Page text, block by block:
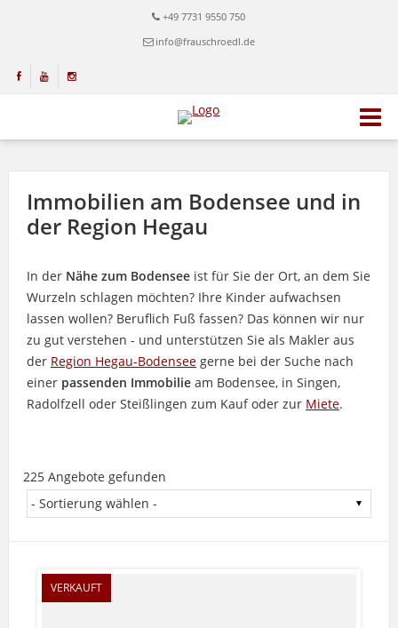
+49 7731 9550 750
info@frauschroedl.de
Immobilien am Bodensee und in
der Region Hegau
In der Nähe zum Bodenseeist für Sie der Ort, an dem Sie
Wurzeln schlagen möchten? Ihre Kinder aufwachsen
lassen wollen? Beruflich Fuß fassen? Das können wir nur
zu gut verstehen - und unterstützen Sie als Makler aus
der Region Hegau-Bodenseegerne bei der Suche nach
einer passenden Immobilieam Bodensee, in Singen,
Radolfzell oder Steißlingen zum Kauf oder zur Miete.
225 Angebote gefunden
VERKAUFT